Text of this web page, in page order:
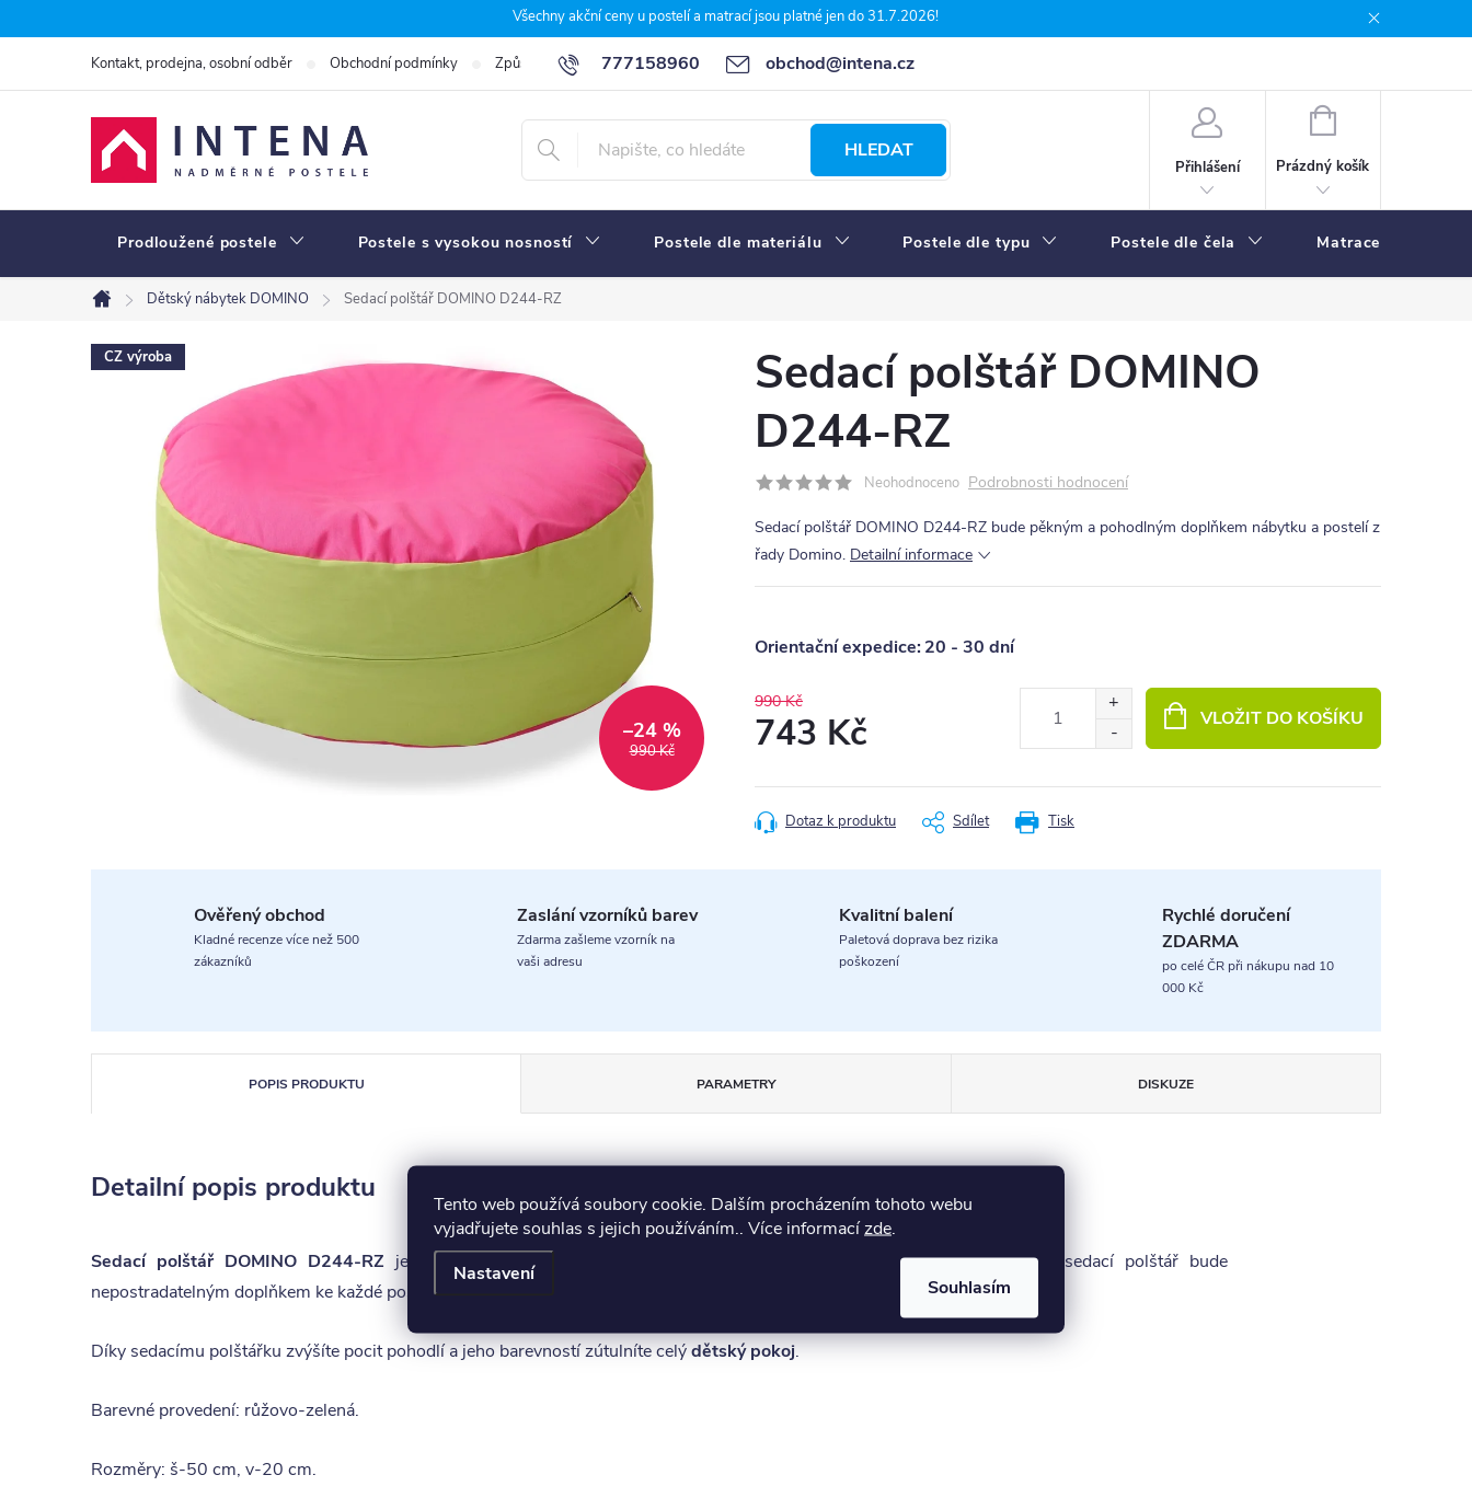
Tento web používá soubory cookie. Dalším procházením tohoto webu
vyjadřujete souhlas s jejich používáním.. Více informacízde.
Nastavení
Souhlasím
na
Všechny akční ceny u postelí a matrací jsou platné jen do 31.7.2026!
777158960 obchod@intena.cz
Kontakt, prodejna, osobní odběr Obchodní podmínky Způsoby a ceny dopravy 7 důvodů, proč nakupit u Intena nábytek
HLEDAT
Přihlášení
NÁKUPNÍ
Prázdný košík
Prodloužené postele Postele s vysokou nosností Postele dle materiálu Postele dle typu Postele dle čela Matrace
Domů
Dětský nábytek DOMINO Sedací polštář DOMINO D244-RZ
CZ výroba
990 Kč
–24 %
Sedací polštář DOMINO
D244-RZ
Neohodnoceno Podrobnosti hodnocení
Sedací polštář DOMINO D244-RZ bude pěkným a pohodlným doplňkem nábytku a postelí z
řady Domino. Detailní informace
20 - 30 dní
990 Kč
743 Kč
cena:
VLOŽIT DO KOŠÍKU
Tisk
Dotaz k produktu Sdílet
Ověřený obchod
Kladné recenze více než 500
zákazníků
Zaslání vzorníků barev
Zdarma zašleme vzorník na
vaši adresu
Kvalitní balení
Paletová doprava bez rizika
poškození
Rychlé doručení
ZDARMA
po celé ČR při nákupu nad 10
000 Kč
POPIS PRODUKTU DISKUZE
PARAMETRY
Detailní popis produktu
Sedací polštář DOMINO D244-RZ je vyroben z pevné bavlněné tkaniny s vnitřní výplní (kuličky EPS 70). Tento sedací polštář bude
nepostradatelným doplňkem ke každé postele z řady DOMINO.
Díky sedacímu polštářku zvýšíte pocit pohodlí a jeho barevností zútulníte celýdětský pokoj.
Barevné provedení: růžovo-zelená.
Rozměry: š-50 cm, v-20 cm.